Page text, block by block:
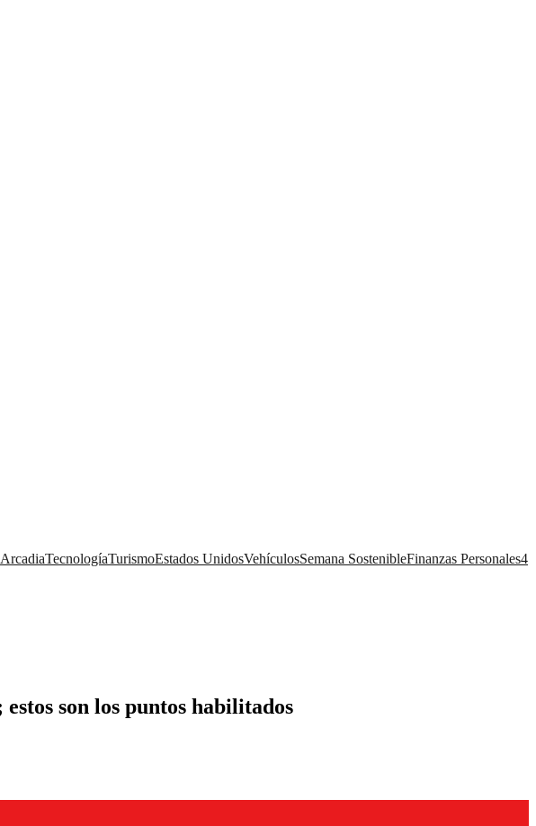
ArcadiaTecnologíaTurismoEstados UnidosVehículosSemana SostenibleFinanzas Personales4
son los puntos habilitados